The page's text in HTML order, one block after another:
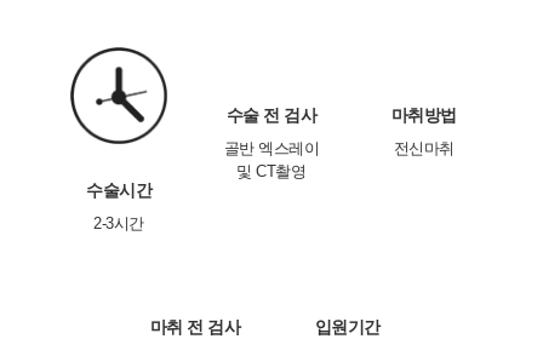
수술시간
2-3시간
수술 전 검사
골반 엑스레이
및 CT촬영
마취방법
전신마취
마취 전 검사 입원기간
개인정보활용동의